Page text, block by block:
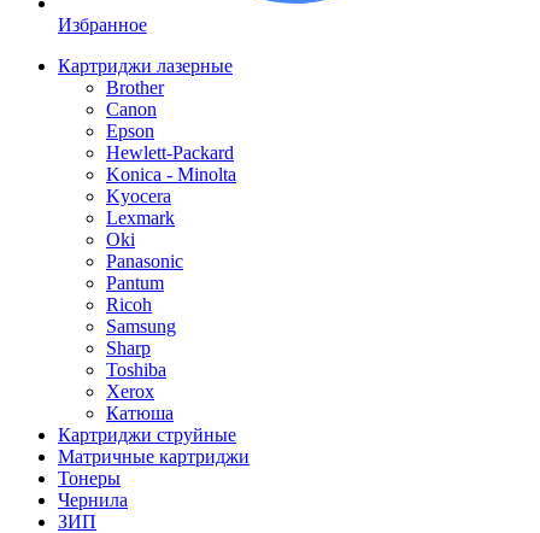
Избранное
Картриджи лазерные
Brother
Canon
Epson
Hewlett-Packard
Konica - Minolta
Kyocera
Lexmark
Oki
Panasonic
Pantum
Ricoh
Samsung
Sharp
Toshiba
Xerox
Катюша
Картриджи струйные
Матричные картриджи
Тонеры
Чернила
ЗИП